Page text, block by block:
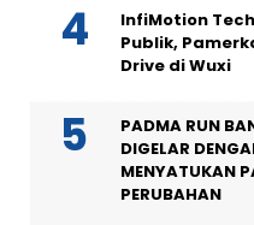
InfiMotion
Publik,
Drive di Wuxi
PADMA RUN
DIGELAR
MENYATUKAN
PERUBAHAN